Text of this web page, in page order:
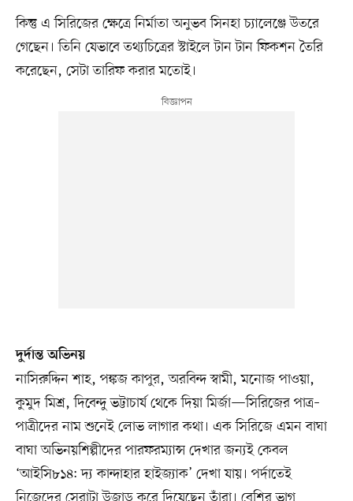
কিন্তু এ সিরিজের ক্ষেত্রে নির্মাতা অনুভব সিনহা চ্যালেঞ্জে উতরে
গেছেন। তিনি যেভাবে তথ্যচিত্রের স্টাইলে টান টান ফিকশন তৈরি
করেছেন, সেটা তারিফ করার মতোই।
দুর্দান্ত অভিনয়
নাসিরুদ্দিন শাহ, পঙ্কজ কাপুর, অরবিন্দ স্বামী, মনোজ পাওয়া,
কুমুদ মিশ্র, দিবেন্দু ভট্টাচার্য থেকে দিয়া মির্জা—সিরিজের পাত্র–
পাত্রীদের নাম শুনেই লোভ লাগার কথা। এক সিরিজে এমন বাঘা
বাঘা অভিনয়শিল্পীদের পারফরম্যান্স দেখার জন্যই কেবল
‘আইসি৮১৪: দ্য কান্দাহার হাইজ্যাক’ দেখা যায়। পর্দাতেই